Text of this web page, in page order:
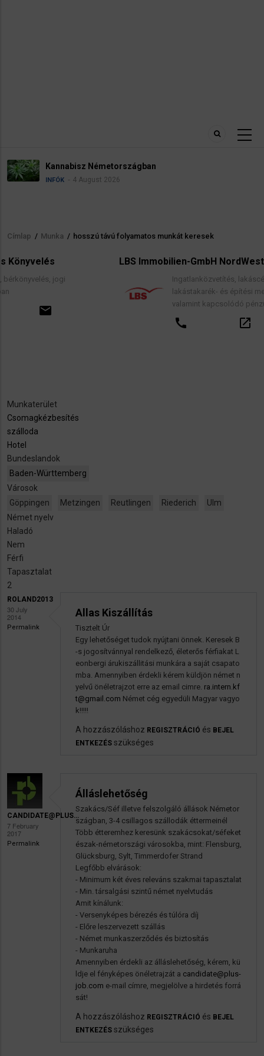
Kannabisz Németországban
INFÓK 4 August 2026
Morzsa
Címlap / Munka / hosszú távú folyamatos munkát keresek
LBS Immobilien-GmbH NordWest
Ingatlanközvetítés, lakáscélú finanszírozási
lakástakarék- és építési megtakarítási
valamint kapcsolódó pénzügyi tanácsadás.
open_in_new email
Munkaterület
Csomagkézbesítés
szálloda
Hotel
Bundeslandok
Baden-Württemberg
Városok
Göppingen
Metzingen Reutlingen Riederich
Ulm
Német nyelv
Haladó
Nem
Férfi
Tapasztalat
2
ROLAND2013
30 July
2014
Permalink
Allas Kiszállítás
Tisztelt Úr
Egy lehetőséget tudok nyújtani önnek. Keresek B
-s jogosítvánnyal rendelkező, életerős férfiakat L
eonbergi árukiszállitási munkára a saját csapato
mba. Amennyiben érdekli kérem küldjön német n
yelvű önéletrajzot erre az email cimre. ra.intern.kf
t@gmail.com Német cég egyedüli Magyar vagyo
k!!!!!
A hozzászóláshoz REGISZTRÁCIÓ és BEJEL
ENTKEZÉS szükséges
CANDIDATE@PLUS…
7 February
2017
Permalink
Álláslehetőség
Szakács/Séf illetve felszolgáló állások Németor
szágban, 3-4 csillagos szállodák éttermeinél
Több étteremhez keresünk szakácsokat/séfeket
észak-németországi városokba, mint: Flensburg,
Glücksburg, Sylt, Timmerdofer Strand
Legfőbb elvárások:
- Minimum két éves releváns szakmai tapasztalat
- Min. társalgási szintű német nyelvtudás
Amit kínálunk:
- Versenyképes bérezés és túlóra díj
- Előre leszervezett szállás
- Német munkaszerződés és biztosítás
- Munkaruha
Amennyiben érdekli az álláslehetőség, kérem, kü
ldje el fényképes önéletrajzát a candidate@plus-
job.com e-mail címre, megjelölve a hirdetés forrá
sát!
A hozzászóláshoz REGISZTRÁCIÓ és BEJEL
ENTKEZÉS szükséges